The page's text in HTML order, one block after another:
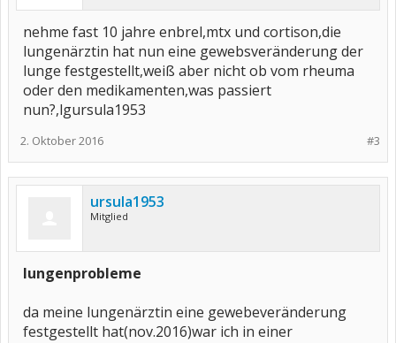
nehme fast 10 jahre enbrel,mtx und cortison,die
lungenärztin hat nun eine gewebsveränderung der
lunge festgestellt,weiß aber nicht ob vom rheuma
oder den medikamenten,was passiert
nun?,lgursula1953
#3
2. Oktober 2016
ursula1953
Mitglied
lungenprobleme
da meine lungenärztin eine gewebeveränderung
festgestellt hat(nov.2016)war ich in einer